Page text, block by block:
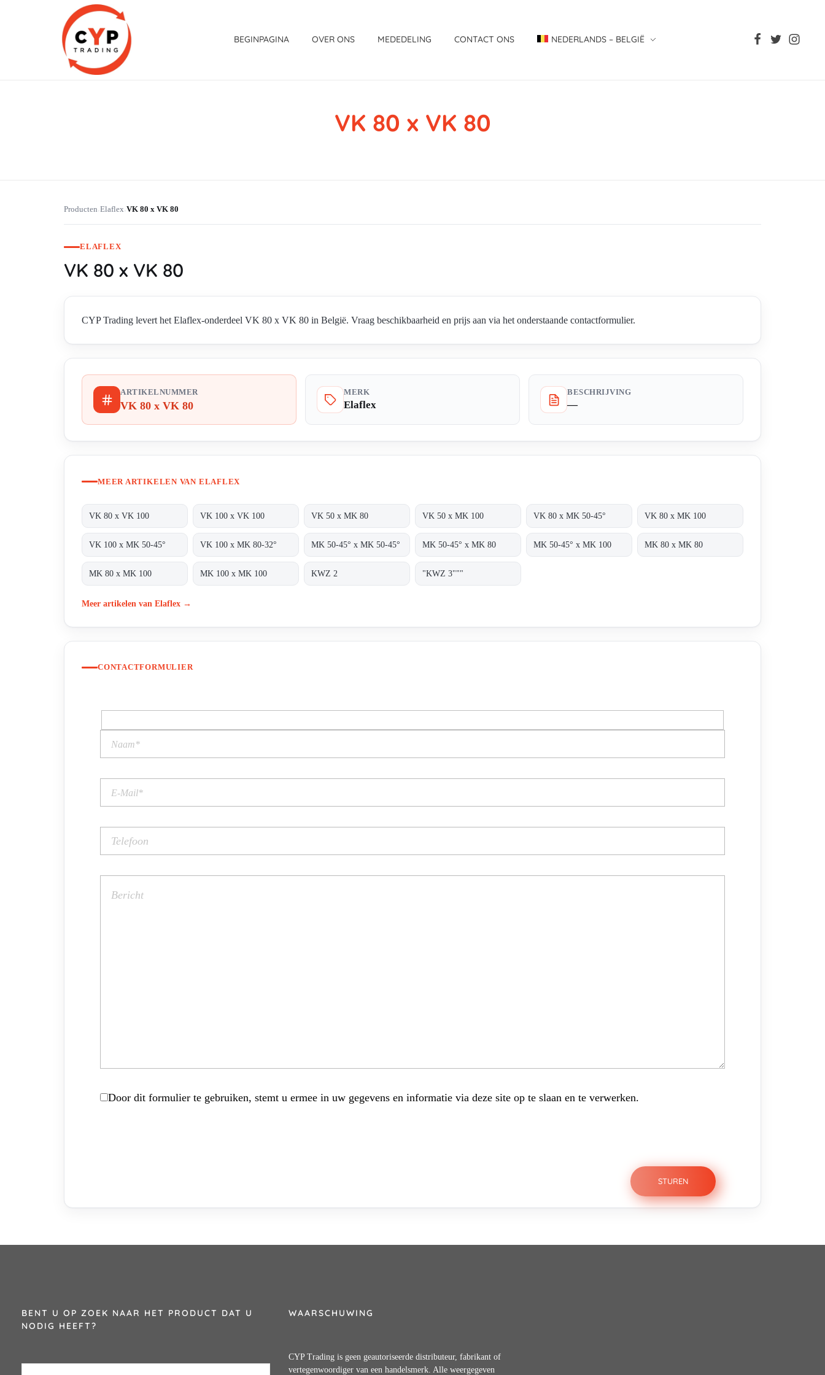
BEGINPAGINA OVER ONS MEDEDELING CONTACT ONS NEDERLANDS – BELGIË
VK 80 x VK 80
Producten›Elaflex›VK 80 x VK 80
ELAFLEX
VK 80 x VK 80
CYP Trading levert het Elaflex-onderdeel VK 80 x VK 80 in België. Vraag beschikbaarheid en prijs aan via het onderstaande contactformulier.
ARTIKELNUMMER
VK 80 x VK 80
MERK
Elaflex
BESCHRIJVING
—
MEER ARTIKELEN VAN ELAFLEX
VK 80 x VK 100 VK 100 x VK 100 VK 50 x MK 80 VK 50 x MK 100 VK 80 x MK 50-45° VK 80 x MK 100
VK 100 x MK 50-45° VK 100 x MK 80-32° MK 50-45° x MK 50-45° MK 50-45° x MK 80 MK 50-45° x MK 100 MK 80 x MK 80
MK 80 x MK 100 MK 100 x MK 100 KWZ 2 "KWZ 3"""
Meer artikelen van Elaflex →
CONTACTFORMULIER
Door dit formulier te gebruiken, stemt u ermee in uw gegevens en informatie via deze site op te slaan en te verwerken.
BENT U OP ZOEK NAAR HET PRODUCT DAT U
NODIG HEEFT?
WAARSCHUWING
CYP Trading is geen geautoriseerde distributeur, fabrikant of
vertegenwoordiger van een handelsmerk. Alle weergegeven